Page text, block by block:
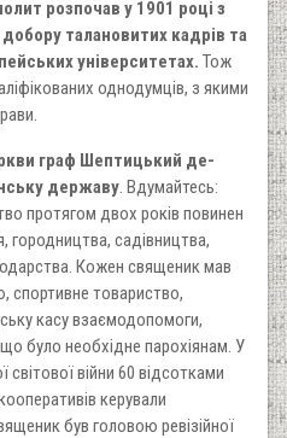
розпочав у 1901 році з
талановитих кадрів та
університетах. Тож
однодумців, з якими
граф Шептицький де-
державу. Вдумайтесь:
протягом двох років повинен
городництва, садівництва,
Кожен священик мав
спортивне товариство,
касу взаємодопомоги,
було необхідне парохіянам. У
війни 60 відсотками
керували
був головою ревізійної